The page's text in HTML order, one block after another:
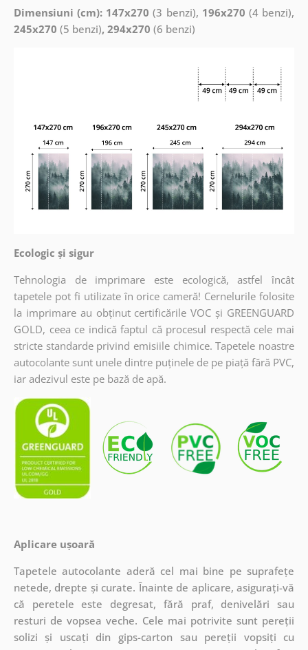
Dimensiuni (cm): 147x270 (3 benzi), 196x270 (4 benzi),
245x270 (5 benzi), 294x270 (6 benzi)
Ecologic și sigur
Tehnologia de imprimare este ecologică, astfel încât
tapetele pot fi utilizate în orice cameră! Cernelurile folosite
la imprimare au obținut certificările VOC și GREENGUARD
GOLD, ceea ce indică faptul că procesul respectă cele mai
stricte standarde privind emisiile chimice. Tapetele noastre
autocolante sunt unele dintre puținele de pe piață fără PVC,
iar adezivul este pe bază de apă.
Aplicare ușoară
Tapetele autocolante aderă cel mai bine pe suprafețe
netede, drepte și curate. Înainte de aplicare, asigurați-vă
că peretele este degresat, fără praf, denivelări sau
resturi de vopsea veche. Cele mai potrivite sunt pereții
solizi și uscați din gips-carton sau pereții vopsiți cu